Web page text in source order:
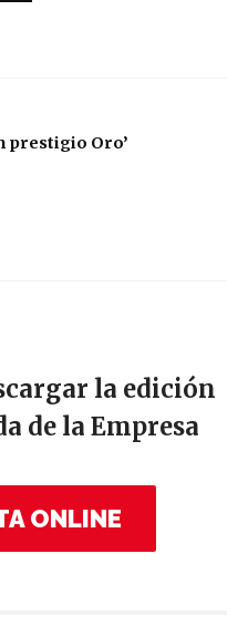
prestigio Oro’
la edición
de la Empresa
ONLINE